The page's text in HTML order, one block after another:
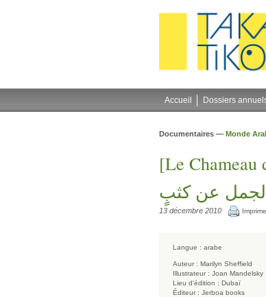
Accueil Dossiers
Documentaires — Monde
[Le Chameau
عن كثبٍ
13 décembre 2010
Langue : arabe
Auteur : Marilyn Sheffield
Illustrateur : Joan Mandelsky
Lieu d'édition : Dubaï
Éditeur : Jerboa books